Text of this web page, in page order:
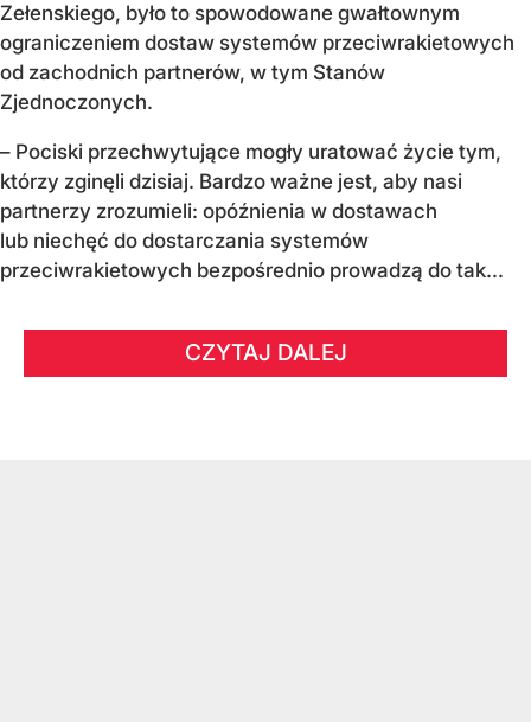
Zełenskiego, było to spowodowane gwałtownym
ograniczeniem dostaw systemów przeciwrakietowych
od zachodnich partnerów, w tym Stanów
Zjednoczonych.
– Pociski przechwytujące mogły uratować życie tym,
którzy zginęli dzisiaj. Bardzo ważne jest, aby nasi
partnerzy zrozumieli: opóźnienia w dostawach
lub niechęć do dostarczania systemów
przeciwrakietowych bezpośrednio prowadzą do tak...
CZYTAJ DALEJ